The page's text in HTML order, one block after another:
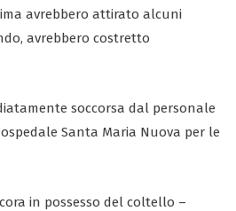
avrebbero attirato alcuni
avrebbero costretto
soccorsa dal personale
Santa Maria Nuova per le
in possesso del coltello –